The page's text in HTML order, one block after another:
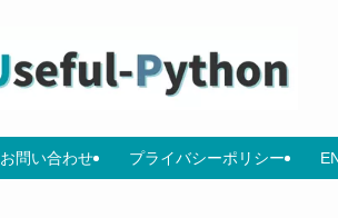
お問い合わせ プライバシーポリシー